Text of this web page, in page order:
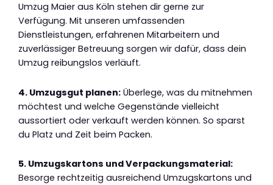
Umzug Maier aus Köln stehen dir gerne zur
Verfügung. Mit unseren umfassenden
Dienstleistungen, erfahrenen Mitarbeitern und
zuverlässiger Betreuung sorgen wir dafür, dass dein
Umzug reibungslos verläuft.
4. Umzugsgut planen: Überlege, was du mitnehmen
möchtest und welche Gegenstände vielleicht
aussortiert oder verkauft werden können. So sparst
du Platz und Zeit beim Packen.
5. Umzugskartons und Verpackungsmaterial:
Besorge rechtzeitig ausreichend Umzugskartons und